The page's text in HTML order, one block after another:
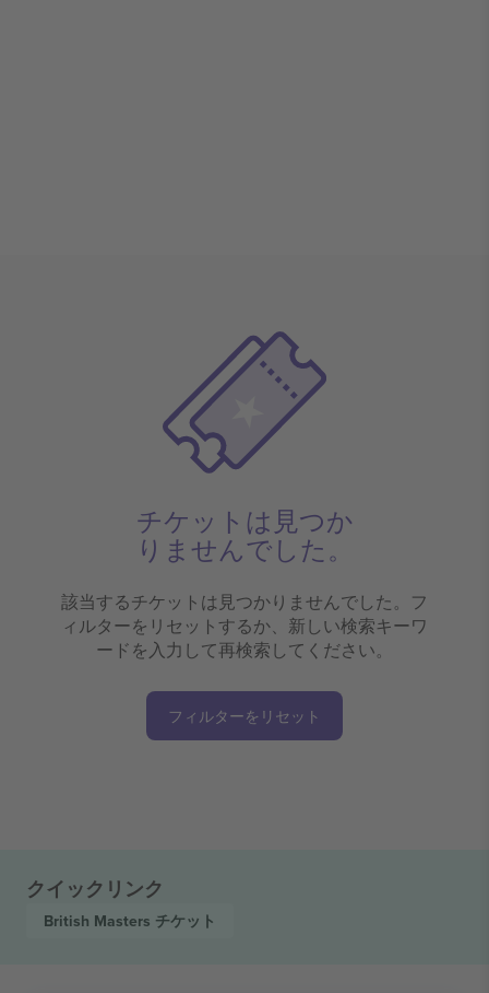
チケットは見つか
りませんでした。
該当するチケットは見つかりませんでした。フ
ィルターをリセットするか、新しい検索キーワ
ードを入力して再検索してください。
フィルターをリセット
クイックリンク
British Masters チケット